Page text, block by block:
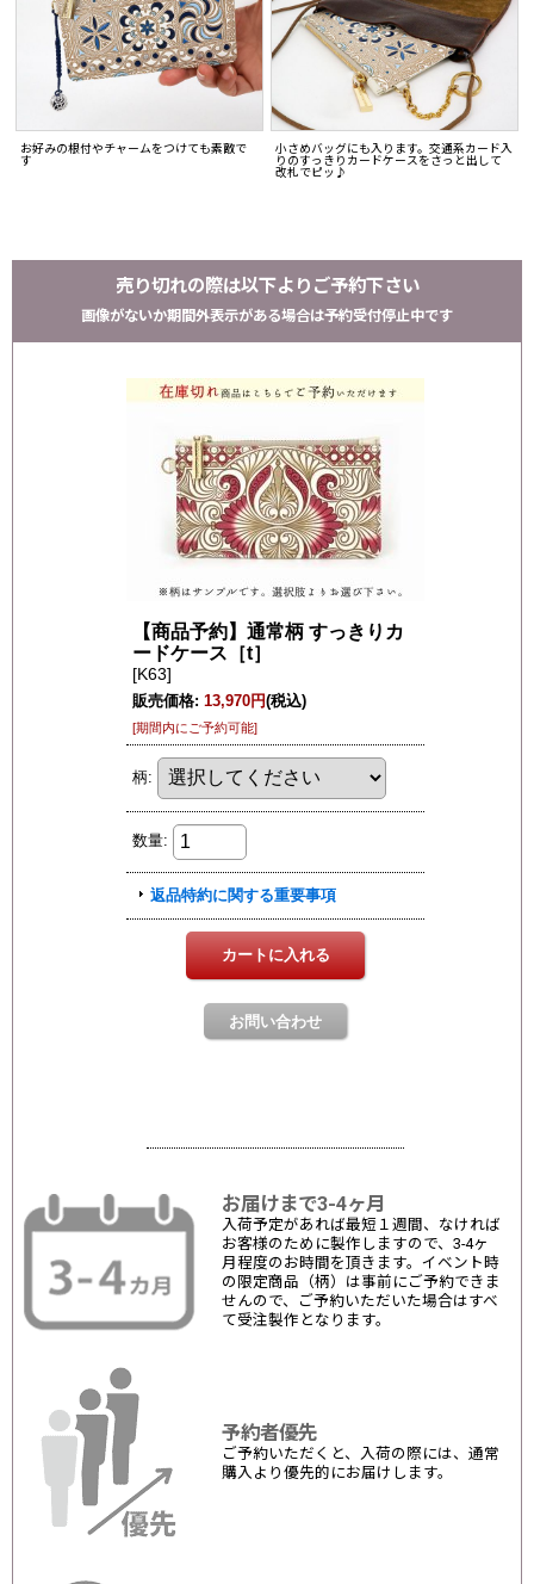
お好みの根付やチャームをつけても素敵で
す
小さめバッグにも入ります。交通系カード入
りのすっきりカードケースをさっと出して
改札でピッ♪
売り切れの際は以下よりご予約下さい
画像がないか期間外表示がある場合は予約受付停止中です
お届けまで3-4ヶ月
入荷予定があれば最短１週間、なければ
お客様のために製作しますので、3-4ヶ
月程度のお時間を頂きます。イベント時
の限定商品（柄）は事前にご予約できま
せんので、ご予約いただいた場合はすべ
て受注製作となります。
予約者優先
ご予約いただくと、入荷の際には、通常
購入より優先的にお届けします。